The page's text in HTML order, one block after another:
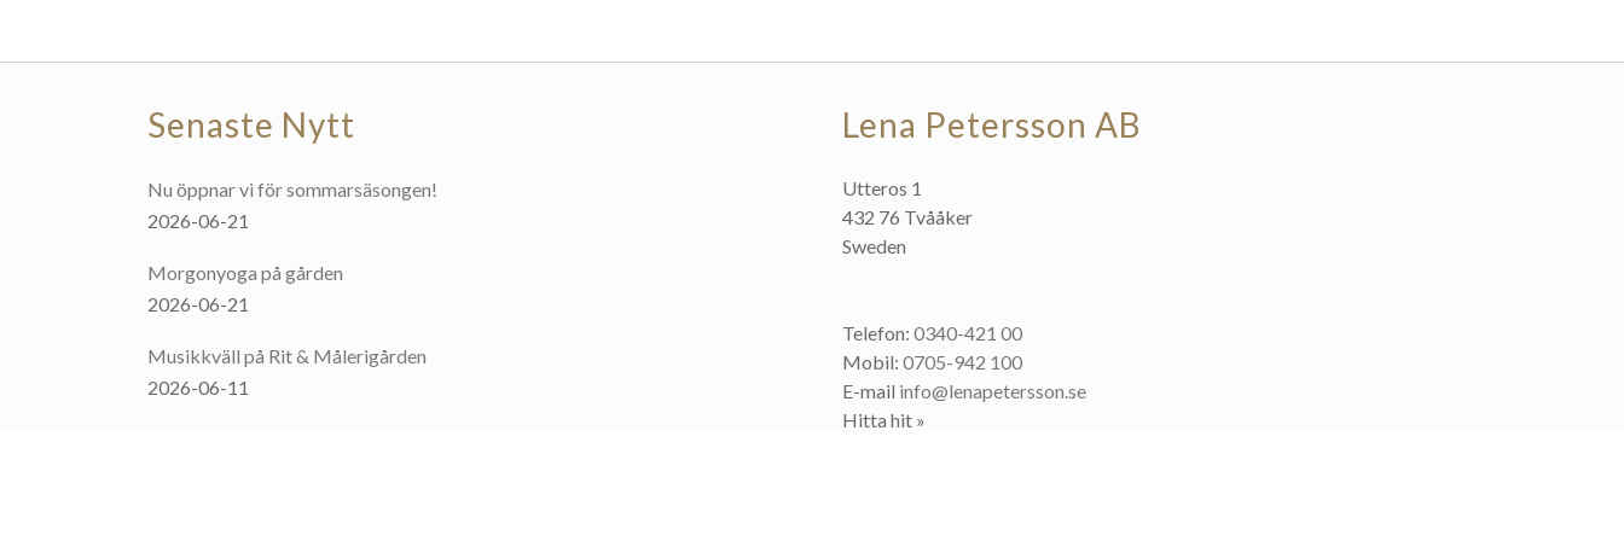
Senaste Nytt
Nu öppnar vi för sommarsäsongen!
2026-06-21
Morgonyoga på gården
2026-06-21
Musikkväll på Rit & Målerigården
2026-06-11
Lena Petersson AB
Utteros 1
432 76 Tvååker
Sweden
Telefon: 0340-421 00
Mobil: 0705-942 100
E-mail info@lenapetersson.se
Hitta hit »